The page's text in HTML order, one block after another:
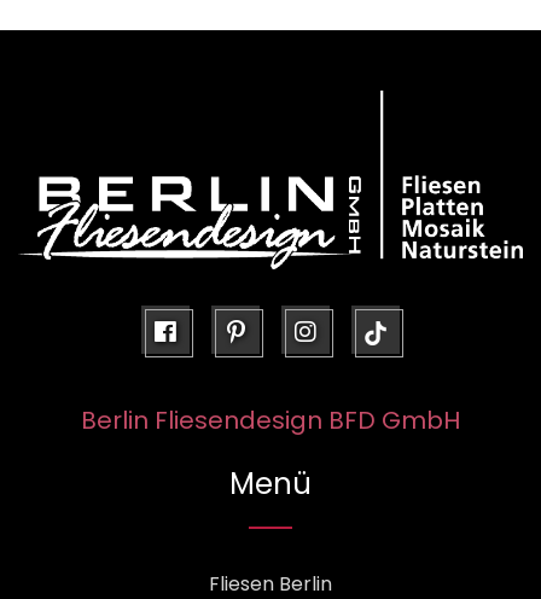
facebookpinterestinstagram
Berlin Fliesendesign BFD GmbH
Menü
Fliesen Berlin